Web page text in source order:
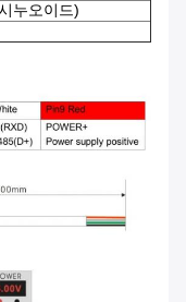
누오이드)